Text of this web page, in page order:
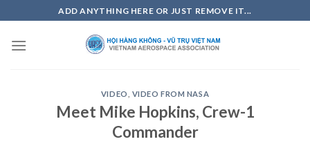
to
content
ADD ANYTHING HERE OR JUST REMOVE IT...
VIDEO VIDEO FROM NASA
Meet Mike Hopkins, Crew-1
Commander